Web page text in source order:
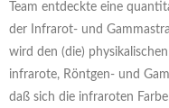
Team entdeckte eine
der Infrarot- und
wird den (die)
infrarote, Röntgen- und
daß sich die infraroten